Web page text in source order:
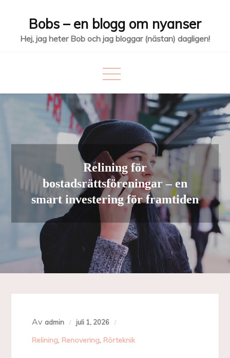
innehåll
Bobs – en blogg om nyanser
Hej, jag heter Bob och jag bloggar (nästan) dagligen!
Relining för
bostadsrättsföreningar – en
smart investering för framtiden
Av admin juli 1, 2026
Relining, Renovering, Rörteknik